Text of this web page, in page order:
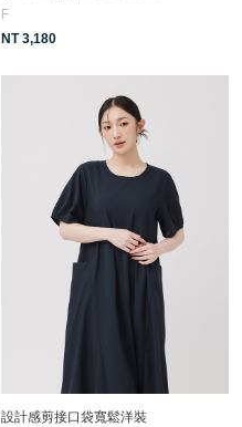
F
NT 3,180
設計感剪接口袋寬鬆洋裝